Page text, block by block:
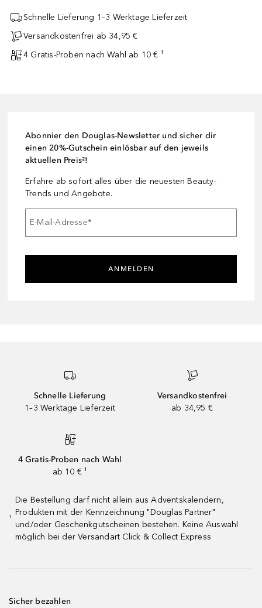
Schnelle Lieferung 1–3 Werktage Lieferzeit
Versandkostenfrei ab 34,95 €
4 Gratis-Proben nach Wahl ab 10 € ¹
Abonnier den Douglas-Newsletter und sicher dir
einen 20%-Gutschein einlösbar auf den jeweils
aktuellen Preis²!
Erfahre ab sofort alles über die neuesten Beauty-
Trends und Angebote.
E-Mail-Adresse*
ANMELDEN
Schnelle Lieferung
1–3 Werktage Lieferzeit
Versandkostenfrei
ab 34,95 €
4 Gratis-Proben nach Wahl
ab 10 € ¹
¹
Die Bestellung darf nicht allein aus Adventskalendern,
Produkten mit der Kennzeichnung "Douglas Partner"
und/oder Geschenkgutscheinen bestehen. Keine Auswahl
möglich bei der Versandart Click & Collect Express
Sicher bezahlen